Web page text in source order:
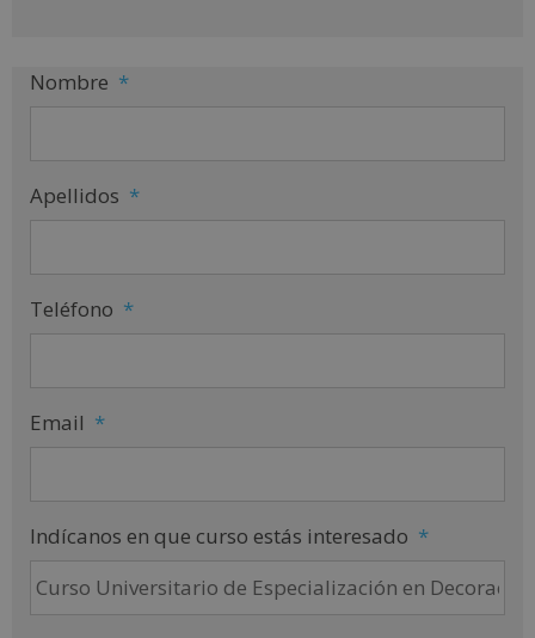
Nombre *
Apellidos *
Teléfono *
Email *
Indícanos en que curso estás interesado *